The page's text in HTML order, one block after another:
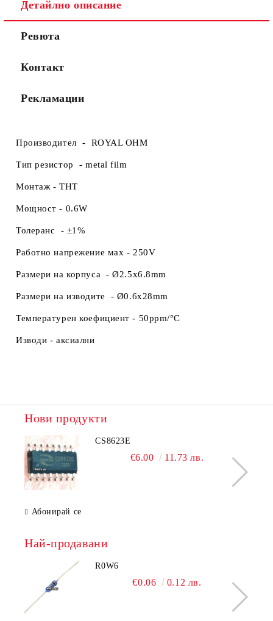
Ние ще се свържем с вас в рамките на работния ден.
Детайлно описание
Ревюта
Контакт
Рекламации
Производител - ROYAL OHM
Тип резистор - metal film
Монтаж -THT
Мощност - 0.6W
Толеранс - ±1%
Работно напрежение маx - 250V
Размери на корпуса-Ø2.5x6.8mm
Размери на изводите - Ø0.6x28mm
Температурен коефициент - 50ppm/°C
Изводи -аксиални
Нови продукти
CS8623E
€6.00 11.73 лв.
Абонирай се
Най-продавани
R0W6
€0.06 0.12 лв.